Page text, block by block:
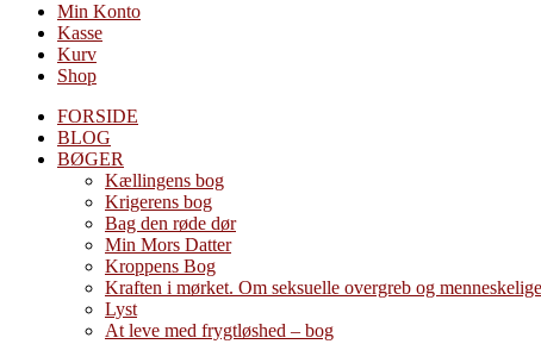
Min Konto
Kasse
Kurv
Shop
FORSIDE
BLOG
BØGER
Kællingens bog
Krigerens bog
Bag den røde dør
Min Mors Datter
Kroppens Bog
Kraften i mørket. Om seksuelle overgreb og
Lyst
At leve med frygtløshed – bog